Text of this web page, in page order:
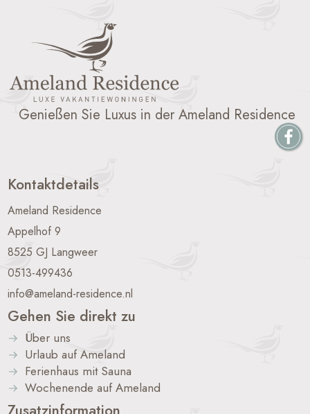
Genießen Sie Luxus in der Ameland Residence
Kontaktdetails
Ameland Residence
Appelhof 9
8525 GJ Langweer
0513-499436
info@ameland-residence.nl
Gehen Sie direkt zu
Über uns
Urlaub auf Ameland
Ferienhaus mit Sauna
Wochenende auf Ameland